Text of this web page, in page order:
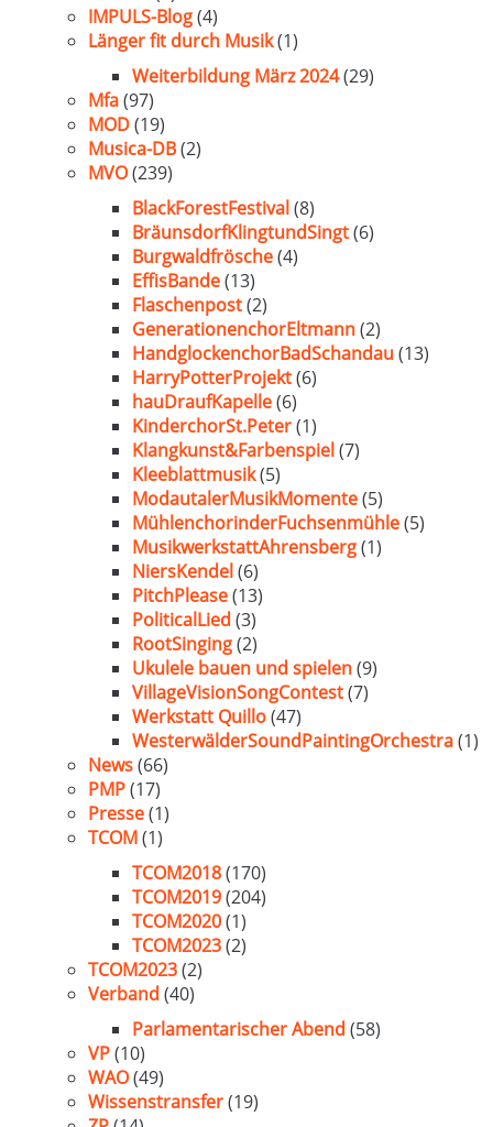
IMPULS-Blog(4)
Länger fit durch Musik(1)
Weiterbildung März 2024(29)
Mfa(97)
MOD(19)
Musica-DB(2)
MVO(239)
BlackForestFestival(8)
BräunsdorfKlingtundSingt(6)
Burgwaldfrösche(4)
EffisBande(13)
Flaschenpost(2)
GenerationenchorEltmann(2)
HandglockenchorBadSchandau(13)
HarryPotterProjekt(6)
hauDraufKapelle(6)
KinderchorSt.Peter(1)
Klangkunst&Farbenspiel(7)
Kleeblattmusik(5)
ModautalerMusikMomente(5)
MühlenchorinderFuchsenmühle(5)
MusikwerkstattAhrensberg(1)
NiersKendel(6)
PitchPlease(13)
PoliticalLied (3)
RootSinging(2)
Ukulele bauen und spielen(9)
VillageVisionSongContest(7)
Werkstatt Quillo(47)
WesterwälderSoundPaintingOrchestra(1)
News(66)
PMP(17)
Presse(1)
TCOM(1)
TCOM2018(170)
TCOM2019(204)
TCOM2020(1)
TCOM2023(2)
TCOM2023(2)
Verband (40)
Parlamentarischer Abend (58)
VP(10)
WAO(49)
Wissenstransfer(19)